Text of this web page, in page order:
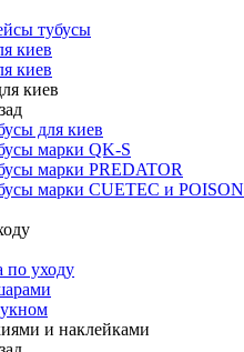
тубусы
киев
киев
киев
для киев
марки QK-S
марки PREDATOR
марки CUETEC и POISON
по уходу
и наклейками